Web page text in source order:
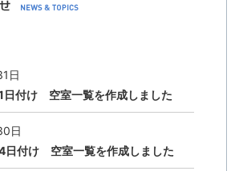
日
付け 空室一覧を作成しました
日
付け 空室一覧を作成しました